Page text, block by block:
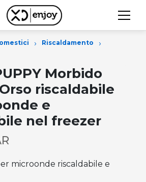
› Riscaldamento ›
Morbido
riscaldabile
e
nel freezer
microonde riscaldabile e